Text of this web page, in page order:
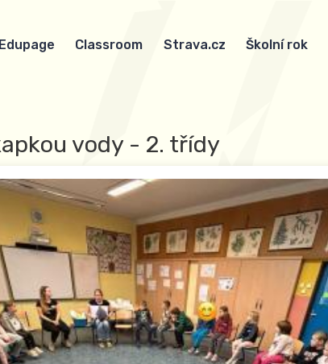
Edupage Classroom Strava.cz Školní rok
vody - 2. třídy